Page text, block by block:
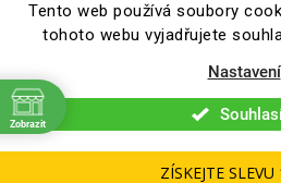
Tento web používá soubory
tohoto webu vyjadřujete
Nastavení
Copyright 2026 Barvy na dřevo.cz -
Zobrazit
ZÍSKEJTE